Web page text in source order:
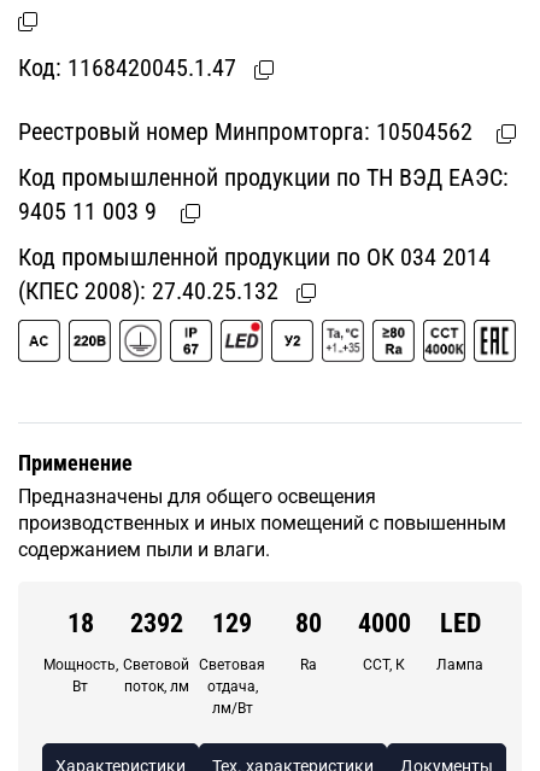
Код: 1168420045.1.47
Реестровый номер Минпромторга: 10504562
Код промышленной продукции по ТН ВЭД ЕАЭС:
9405 11 003 9
Код промышленной продукции по ОК 034 2014
(КПЕС 2008): 27.40.25.132
Применение
Предназначены для общего освещения
производственных и иных помещений с повышенным
содержанием пыли и влаги.
18
Мощность,
Вт
2392
Световой
поток, лм
129
Световая
отдача,
лм/Вт
80
Ra
4000
CCT, К
LED
Лампа
Характеристики Тех. характеристики Документы